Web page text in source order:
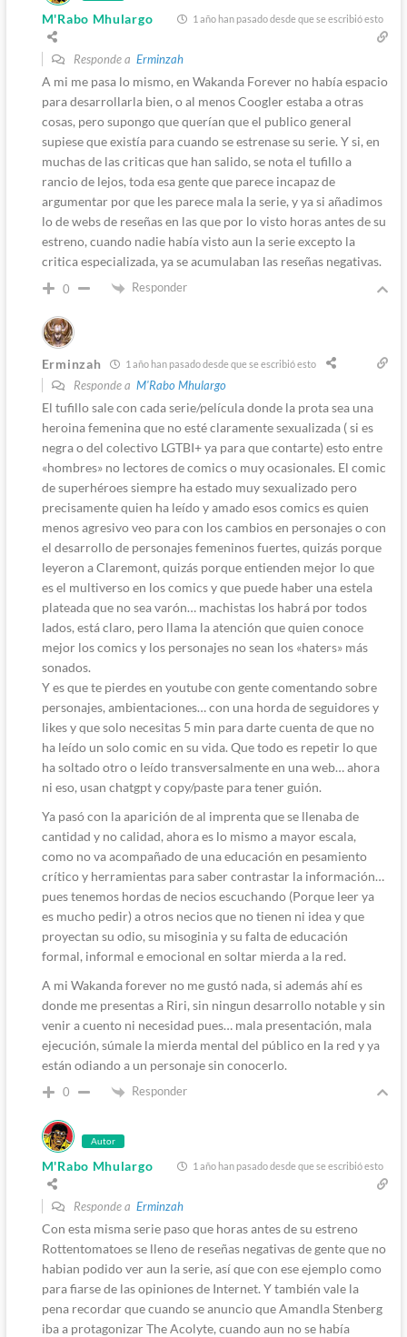
M'Rabo Mhulargo 1 año han pasado desde que se escribió esto
Responde a Erminzah
A mi me pasa lo mismo, en Wakanda Forever no había espacio
para desarrollarla bien, o al menos Coogler estaba a otras
cosas, pero supongo que querían que el publico general
supiese que existía para cuando se estrenase su serie. Y si, en
muchas de las criticas que han salido, se nota el tufillo a
rancio de lejos, toda esa gente que parece incapaz de
argumentar por que les parece mala la serie, y ya si añadimos
lo de webs de reseñas en las que por lo visto horas antes de su
estreno, cuando nadie había visto aun la serie excepto la
critica especializada, ya se acumulaban las reseñas negativas.
0 Responder
Erminzah 1 año han pasado desde que se escribió esto
Responde a M'Rabo Mhulargo
El tufillo sale con cada serie/película donde la prota sea una
heroina femenina que no esté claramente sexualizada ( si es
negra o del colectivo LGTBI+ ya para que contarte) esto entre
«hombres» no lectores de comics o muy ocasionales. El comic
de superhéroes siempre ha estado muy sexualizado pero
precisamente quien ha leído y amado esos comics es quien
menos agresivo veo para con los cambios en personajes o con
el desarrollo de personajes femeninos fuertes, quizás porque
leyeron a Claremont, quizás porque entienden mejor lo que
es el multiverso en los comics y que puede haber una estela
plateada que no sea varón… machistas los habrá por todos
lados, está claro, pero llama la atención que quien conoce
mejor los comics y los personajes no sean los «haters» más
sonados.
Y es que te pierdes en youtube con gente comentando sobre
personajes, ambientaciones… con una horda de seguidores y
likes y que solo necesitas 5 min para darte cuenta de que no
ha leído un solo comic en su vida. Que todo es repetir lo que
ha soltado otro o leído transversalmente en una web… ahora
ni eso, usan chatgpt y copy/paste para tener guión.
Ya pasó con la aparición de al imprenta que se llenaba de
cantidad y no calidad, ahora es lo mismo a mayor escala,
como no va acompañado de una educación en pesamiento
crítico y herramientas para saber contrastar la información…
pues tenemos hordas de necios escuchando (Porque leer ya
es mucho pedir) a otros necios que no tienen ni idea y que
proyectan su odio, su misoginia y su falta de educación
formal, informal e emocional en soltar mierda a la red.
A mi Wakanda forever no me gustó nada, si además ahí es
donde me presentas a Riri, sin ningun desarrollo notable y sin
venir a cuento ni necesidad pues… mala presentación, mala
ejecución, súmale la mierda mental del público en la red y ya
están odiando a un personaje sin conocerlo.
0 Responder
Autor
M'Rabo Mhulargo 1 año han pasado desde que se escribió esto
Responde a Erminzah
Con esta misma serie paso que horas antes de su estreno
Rottentomatoes se lleno de reseñas negativas de gente que no
habian podido ver aun la serie, así que con ese ejemplo como
para fiarse de las opiniones de Internet. Y también vale la
pena recordar que cuando se anuncio que Amandla Stenberg
iba a protagonizar The Acolyte, cuando aun no se había